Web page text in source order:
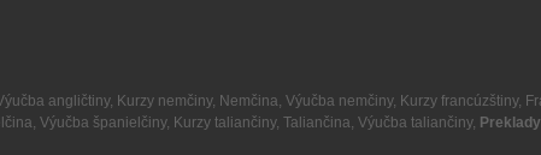
angličtiny, Kurzy nemčiny, Nemčina, Výučba nemčiny, Kurzy francúzštiny,
, Výučba španielčiny, Kurzy taliančiny, Taliančina, Výučba taliančiny, Preklady